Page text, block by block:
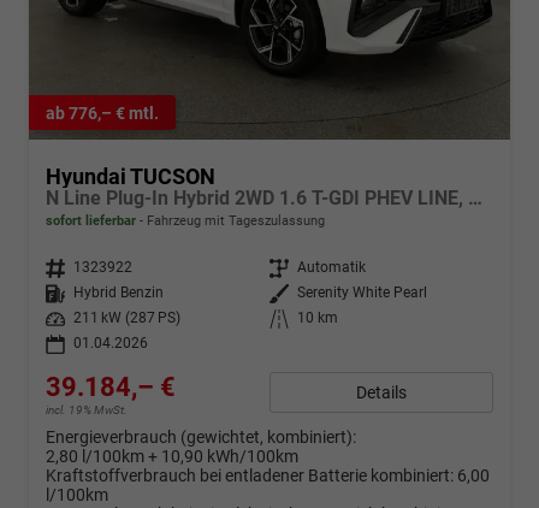
ab 776,– € mtl.
Hyundai TUCSON
N Line Plug-In Hybrid 2WD 1.6 T-GDI PHEV LINE, Navi, Kamera, Side, Winter
sofort lieferbar Fahrzeug mit Tageszulassung
Fahrzeugnr. 1323922 Getriebe Automatik
Kraftstoff
Hybrid Benzin Außenfarbe Serenity White Pearl
Leistung
211 kW (287 PS) Kilometerstand
10 km
01.04.2026
39.184,– €
incl. 19% MwSt.
Details
Energieverbrauch (gewichtet, kombiniert):
2,80 l/100km + 10,90 kWh/100km
Kraftstoffverbrauch bei entladener Batterie kombiniert: 6,00
l/100km